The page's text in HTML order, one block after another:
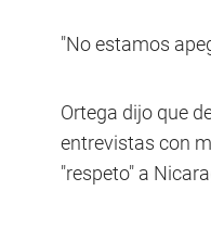
"No estamos
Ortega dijo que
entrevistas con
"respeto" a